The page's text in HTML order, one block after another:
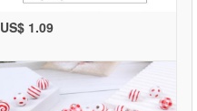
US$ 1.09